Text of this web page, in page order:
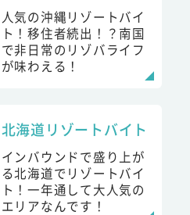
人気の沖縄リゾートバイ
ト！移住者続出！？南国
で非日常のリゾバライフ
が味わえる！
北海道リゾートバイト
インバウンドで盛り上が
る北海道でリゾートバイ
ト！一年通して大人気の
エリアなんです！